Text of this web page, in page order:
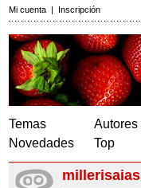
Mi cuenta | Inscripción
Temas
Novedades
Autores
Top
millerisaias